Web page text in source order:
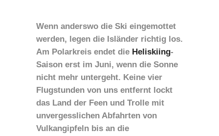
Wenn anderswo die Ski eingemottet
werden, legen die Isländer richtig los.
Am Polarkreis endet die Heliskiing-
Saison erst im Juni, wenn die Sonne
nicht mehr untergeht. Keine vier
Flugstunden von uns entfernt lockt
das Land der Feen und Trolle mit
unvergesslichen Abfahrten von
Vulkangipfeln bis an die